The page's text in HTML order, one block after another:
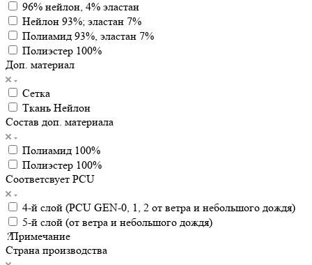
96% нейлон, 4% эластан
Нейлон 93%; эластан 7%
Полиамид 93%, эластан 7%
Полиэстер 100%
Доп. материал
Сетка
Ткань Нейлон
Состав доп. материала
Полиамид 100%
Полиэстер 100%
Соответсвует PCU
4-й слой (PCU GEN-0, 1, 2 от ветра и небольшого дождя)
5-й слой (от ветра и небольшого дождя)
?Примечание
Страна производства